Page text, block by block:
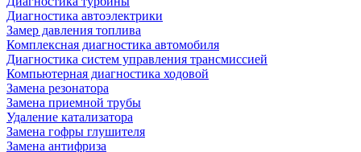
Диагностика автоэлектрики
Замер давления топлива
Комплексная диагностика автомобиля
Диагностика систем управления трансмиссией
Компьютерная диагностика ходовой
Замена резонатора
Замена приемной трубы
Удаление катализатора
Замена гофры глушителя
Замена антифриза